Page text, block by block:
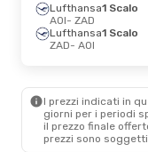
Lufthansa1 Scalo
AOI- ZAD
Lufthansa1 Scalo
ZAD- AOI
I prezzi indicati in
giorni per i periodi
il ​​prezzo finale
prezzi sono